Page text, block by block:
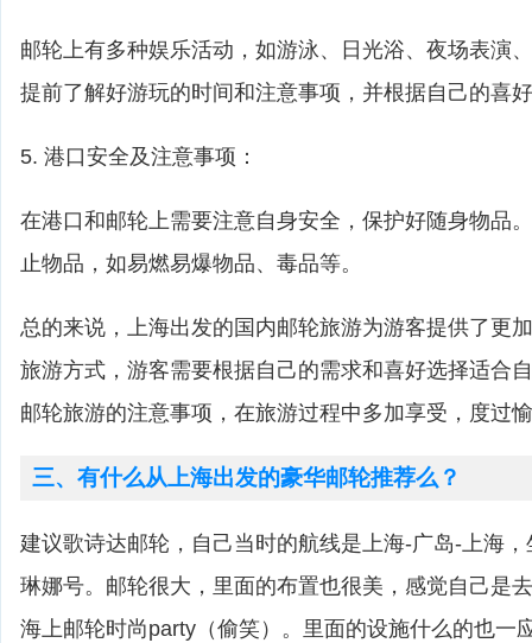
邮轮上有多种娱乐活动，如游泳、日光浴、夜场表演
提前了解好游玩的时间和注意事项，并根据自己的喜
5. 港口安全及注意事项：
在港口和邮轮上需要注意自身安全，保护好随身物品
止物品，如易燃易爆物品、毒品等。
总的来说，上海出发的国内邮轮旅游为游客提供了更
旅游方式，游客需要根据自己的需求和喜好选择适合
邮轮旅游的注意事项，在旅游过程中多加享受，度过
三、有什么从上海出发的豪华邮轮推荐么？
建议歌诗达邮轮，自己当时的航线是上海-广岛-上海
琳娜号。邮轮很大，里面的布置也很美，感觉自己是
海上邮轮时尚party（偷笑）。里面的设施什么的也一